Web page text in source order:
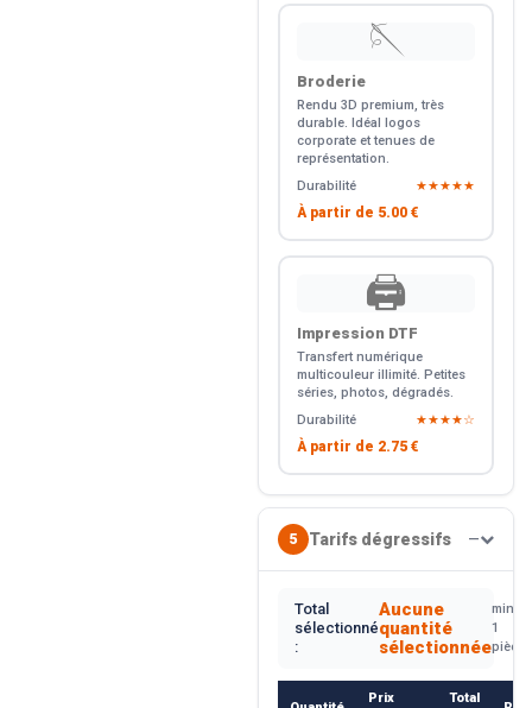
🪡
Broderie
Rendu 3D premium, très
durable. Idéal logos
corporate et tenues de
représentation.
Durabilité
★★★★★
À partir de 5.00 €
🖨️
Impression DTF
Transfert numérique
multicouleur illimité. Petites
séries, photos, dégradés.
Durabilité
★★★★☆
À partir de 2.75 €
5 Tarifs dégressifs —
Total
sélectionné
:
Aucune
quantité
sélectionnée
min.
1
pièce
Prix Total